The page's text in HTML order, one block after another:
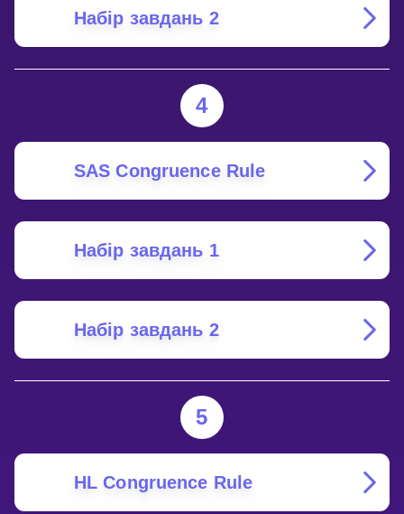
Набір завдань 2
4
SAS Congruence Rule
Набір завдань 1
Набір завдань 2
5
HL Congruence Rule